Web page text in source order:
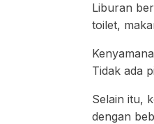
Liburan
toilet,
Tidak ada
Selain itu,
dengan